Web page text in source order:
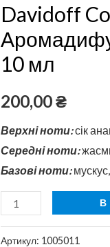
Davidoff
10 мл
200,00₴
Верхні ноти:сік
Середні ноти:
Базові ноти:
для
автомобіля
10
В
Артикул: 1005011